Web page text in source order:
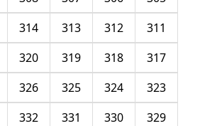
311
312
313
314
317
318
319
320
323
324
325
326
329
330
331
332